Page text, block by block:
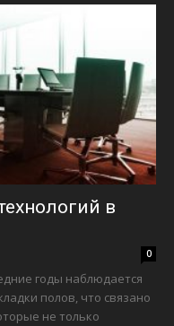
в
0
годы наблюдается
полов, что связано
не только